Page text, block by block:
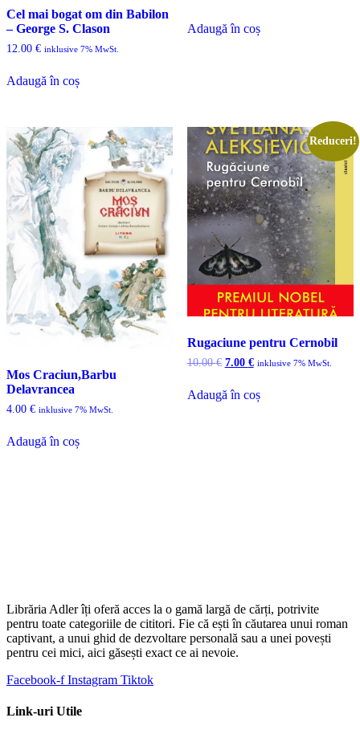
Cel mai bogat om din Babilon
– George S. Clason
12.00 € inklusive 7% MwSt.
Adaugă în coș
Adaugă în coș
Mos Craciun,Barbu
Delavrancea
4.00 € inklusive 7% MwSt.
Adaugă în coș
Reduceri!
Rugaciune pentru Cernobil
10.00€ Prețul
a
fost:
7.00 €Prețul
7.00 €.
inklusive 7% MwSt.
Adaugă în coș
Librăria Adler îți oferă acces la o gamă largă de cărți, potrivite
pentru toate categoriile de cititori. Fie că ești în căutarea unui roman
captivant, a unui ghid de dezvoltare personală sau a unei povești
pentru cei mici, aici găsești exact ce ai nevoie.
Facebook-f Instagram Tiktok
Link-uri Utile